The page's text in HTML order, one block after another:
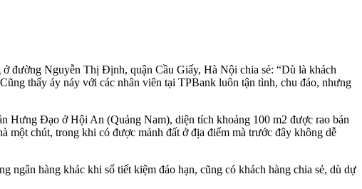
đường Nguyễn Thị Định, quận Cầu Giấy, Hà Nội chia sẻ: “Dù là khách
thấy áy náy với các nhân viên tại TPBank luôn tận tình, chu đáo, nhưng
Hưng Đạo ở Hội An (Quảng Nam), diện tích khoảng 100 m2 được rao bán
một chút, trong khi có được mảnh đất ở địa điểm mà trước đây không dễ
ngân hàng khác khi sổ tiết kiệm đáo hạn, cũng có khách hàng chia sẻ, dù dự